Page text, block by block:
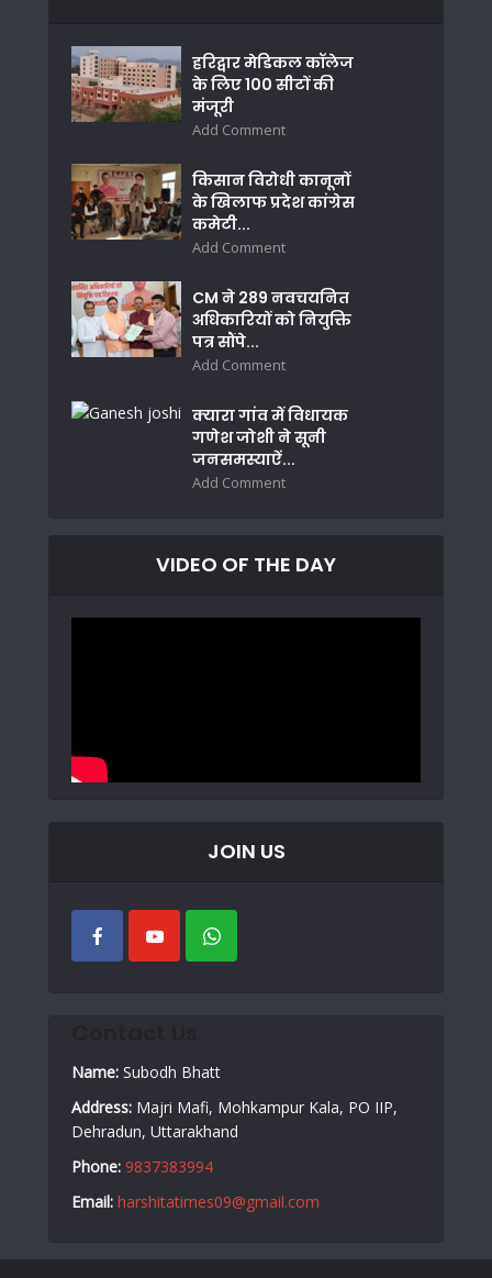
हरिद्वार मेडिकल कॉलेज
के लिए 100 सीटों की
मंजूरी
Add Comment
किसान विरोधी कानूनों
के खिलाफ प्रदेश कांग्रेस
कमेटी...
Add Comment
CM ने 289 नवचयनित
अधिकारियों को नियुक्ति
पत्र सौंपे...
Add Comment
क्यारा गांव में विधायक
गणेश जोशी ने सूनी
जनसमस्याऐं...
Add Comment
VIDEO OF THE DAY
JOIN US
Name: Subodh Bhatt
Address: Majri Mafi, Mohkampur Kala, PO IIP,
Dehradun, Uttarakhand
Phone: 9837383994
Email: harshitatimes09@gmail.com